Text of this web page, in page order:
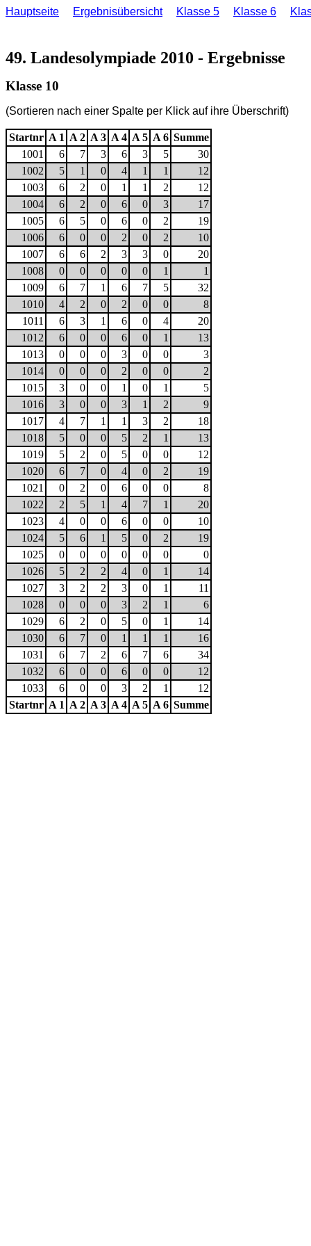
Hauptseite Ergebnisübersicht Klasse 5 Klasse 6
49. Landesolympiade 2010 - Ergebnisse
Klasse 10
(Sortieren nach einer Spalte per Klick auf ihre Überschrift)
Startnr A 1 A 2 A 3 A 4 A 5 A 6 Summe
Startnr A 1 A 2 A 3 A 4 A 5 A 6 Summe
1001 6 7 3 6 3 5
30
1002
5 1 0 4 1 1
12
1003
6 2 0 1 1 2
12
1004
6 2 0 6 0 3
17
1005
6 5 0 6 0 2
19
1006
6 0 0 2 0 2
10
1007
6 6 2 3 3 0
20
1008
0 0 0 0 0 1
1
1009
6 7 1 6 7 5
32
1010
4 2 0 2 0 0
8
1011
6 3 1 6 0 4
20
1012
6 0 0 6 0 1
13
1013
0 0 0 3 0 0
3
1014
0 0 0 2 0 0
2
1015
3 0 0 1 0 1
5
1016
3 0 0 3 1 2
9
1017
4 7 1 1 3 2
18
1018
5 0 0 5 2 1
13
1019
5 2 0 5 0 0
12
1020
6 7 0 4 0 2
19
1021
0 2 0 6 0 0
8
1022
2 5 1 4 7 1
20
1023
4 0 0 6 0 0
10
1024
5 6 1 5 0 2
19
1025
0 0 0 0 0 0
0
1026
5 2 2 4 0 1
14
1027
3 2 2 3 0 1
11
1028
0 0 0 3 2 1
6
1029
6 2 0 5 0 1
14
1030
6 7 0 1 1 1
16
1031
6 7 2 6 7 6
34
1032
6 0 0 6 0 0
12
1033
6 0 0 3 2 1 12